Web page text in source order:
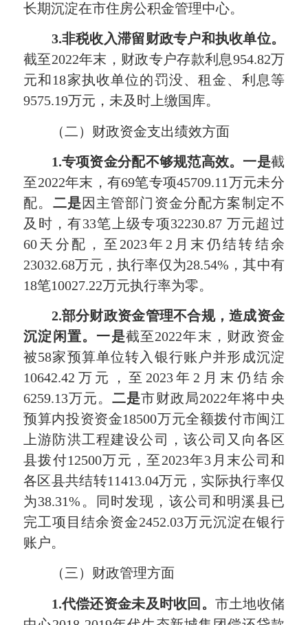
长期沉淀在市住房公积金管理中心。
3.非税收入滞留财政专户和执收单位。
截至2022年末，财政专户存款利息954.82万
元和18家执收单位的罚没、租金、利息等
9575.19万元，未及时上缴国库。
（二）财政资金支出绩效方面
1.专项资金分配不够规范高效。一是截
至2022年末，有69笔专项45709.11万元未分
配。 二是因主管部门资金分配方案制定不
及时，有33笔上级专项32230.87 万元超过
60天分配，至2023年2月末仍结转结余
23032.68万元，执行率仅为28.54%，其中有
18笔10027.22万元执行率为零。
2.部分财政资金管理不合规，造成资金
沉淀闲置。一是截至2022年末，财政资金
被58家预算单位转入银行账户并形成沉淀
10642.42万元，至2023年2月末仍结余
6259.13万元。二是市财政局2022年将中央
预算内投资资金18500万元全额拨付市闽江
上游防洪工程建设公司，该公司又向各区
县拨付12500万元，至2023年3月末公司和
各区县共结转11413.04万元，实际执行率仅
为38.31%。同时发现，该公司和明溪县已
完工项目结余资金2452.03万元沉淀在银行
账户。
（三）财政管理方面
1.代偿还资金未及时收回。 市土地收储